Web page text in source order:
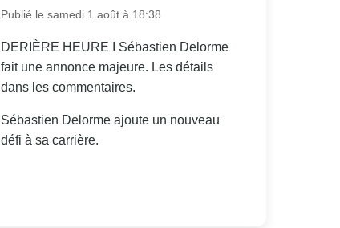
Publié le samedi 1 août à 18:38
DERIÈRE HEURE I Sébastien Delorme
fait une annonce majeure. Les détails
dans les commentaires.
Sébastien Delorme ajoute un nouveau
défi à sa carrière.